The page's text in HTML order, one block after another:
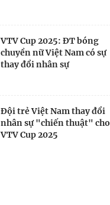
VTV Cup 2025: ĐT bóng
chuyền nữ Việt Nam có sự
thay đổi nhân sự
Đội trẻ Việt Nam thay đổi
nhân sự "chiến thuật" cho
VTV Cup 2025